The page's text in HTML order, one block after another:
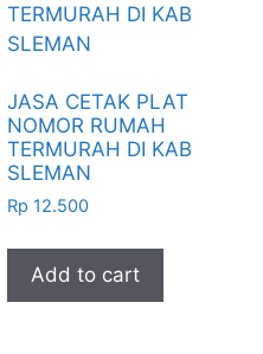
JASA CETAK PLAT
NOMOR RUMAH
TERMURAH DI KAB
SLEMAN
Rp 12.500
Add to cart